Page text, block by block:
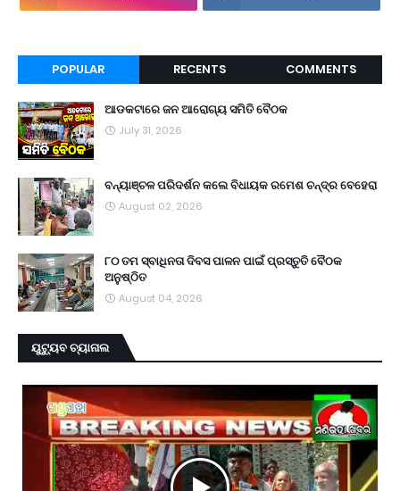
POPULAR RECENTS COMMENTS
ଆଡକଟାରେ ଜନ ଆରୋଗ୍ୟ ସମିତି ବୈଠକ
July 31, 2026
ବନ୍ୟାଞ୍ଚଳ ପରିଦର୍ଶନ କଲେ ବିଧାୟକ ରମେଶ ଚନ୍ଦ୍ର ବେହେରା
August 02, 2026
୮୦ ତମ ସ୍ବାଧିନତା ଦିବସ ପାଳନ ପାଇଁ ପ୍ରସ୍ତୁତି ବୈଠକ
ଅନୁଷ୍ଠିତ
August 04, 2026
ୟୁଟ୍ୟୁବ ଚ୍ୟାନାଲ